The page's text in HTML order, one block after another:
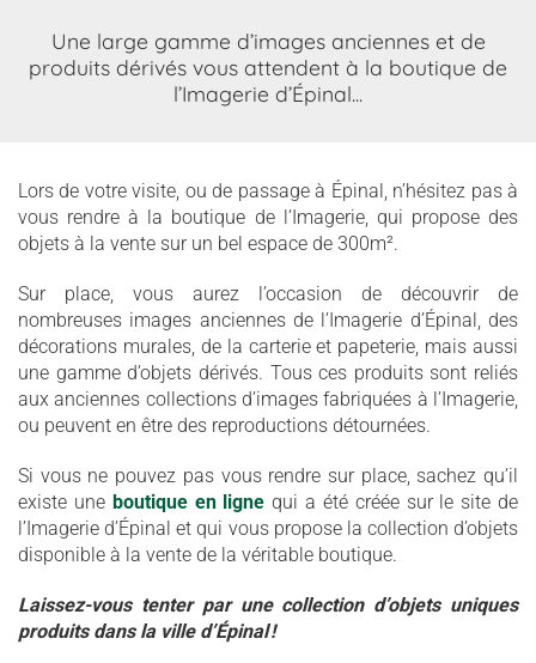
Une large gamme d’images anciennes et de
produits dérivés vous attendent à la boutique de
l’Imagerie d’Épinal...
Lors de votre visite, ou de passage à Épinal, n’hésitez pas à
vous rendre à la boutique de l’Imagerie, qui propose des
objets à la vente sur un bel espace de 300m².
Sur place, vous aurez l’occasion de découvrir de
nombreuses images anciennes de l’Imagerie d’Épinal, des
décorations murales, de la carterie et papeterie, mais aussi
une gamme d’objets dérivés. Tous ces produits sont reliés
aux anciennes collections d’images fabriquées à l’Imagerie,
ou peuvent en être des reproductions détournées.
Si vous ne pouvez pas vous rendre sur place, sachez qu’il
existe une boutique en ligne qui a été créée sur le site de
l’Imagerie d’Épinal et qui vous propose la collection d’objets
disponible à la vente de la véritable boutique.
Laissez-vous tenter par une collection d’objets uniques
produits dans la ville d’Épinal !